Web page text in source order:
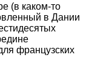
(в каком-то
в Дании
французских